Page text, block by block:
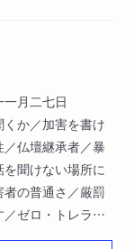
月二七日
か／加害を書け
仏壇継承者／暴
聞けない場所に
の普通さ／厳罰
ゼロ・トレラン
責任読書案内①